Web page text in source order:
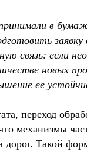
в
связь: если
новых
ее
переход
механизмы
дорог. Такой